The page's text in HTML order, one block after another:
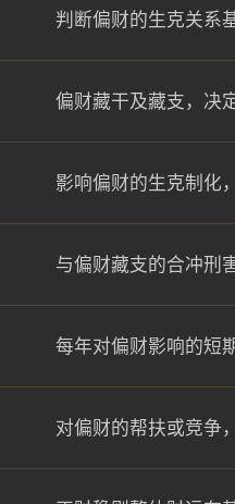
判断偏财的生克关系
偏财藏干及藏支，决
影响偏财的生克制化
与偏财藏支的合冲刑
每年对偏财影响的短
对偏财的帮扶或竞争